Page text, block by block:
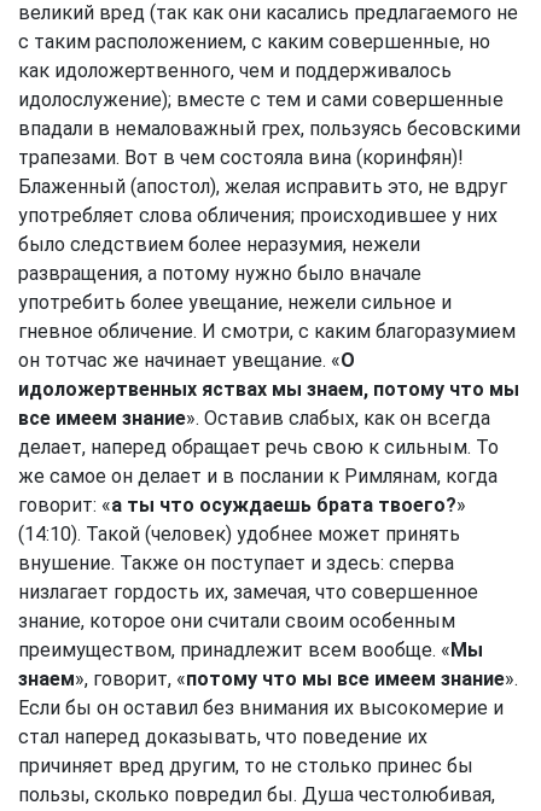
великий вред (так как они касались предлагаемого не
с таким расположением, с каким совершенные, но
как идоложертвенного, чем и поддерживалось
идолослужение); вместе с тем и сами совершенные
впадали в немаловажный грех, пользуясь бесовскими
трапезами. Вот в чем состояла вина (коринфян)!
Блаженный (апостол), желая исправить это, не вдруг
употребляет слова обличения; происходившее у них
было следствием более неразумия, нежели
развращения, а потому нужно было вначале
употребить более увещание, нежели сильное и
гневное обличение. И смотри, с каким благоразумием
он тотчас же начинает увещание. «О
идоложертвенных яствах мы знаем, потому что мы
все имеем знание». Оставив слабых, как он всегда
делает, наперед обращает речь свою к сильным. То
же самое он делает и в послании к Римлянам, когда
говорит: «а ты что осуждаешь брата твоего?»
(14:10). Такой (человек) удобнее может принять
внушение. Также он поступает и здесь: сперва
низлагает гордость их, замечая, что совершенное
знание, которое они считали своим особенным
преимуществом, принадлежит всем вообще. «Мы
знаем», говорит, «потому что мы все имеем знание».
Если бы он оставил без внимания их высокомерие и
стал наперед доказывать, что поведение их
причиняет вред другим, то не столько принес бы
пользы, сколько повредил бы. Душа честолюбивая,